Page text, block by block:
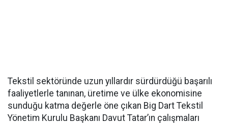
Tekstil sektöründe uzun yıllardır sürdürdüğü başarılı
faaliyetlerle tanınan, üretime ve ülke ekonomisine
sunduğu katma değerle öne çıkan Big Dart Tekstil
Yönetim Kurulu Başkanı Davut Tatar’ın çalışmaları